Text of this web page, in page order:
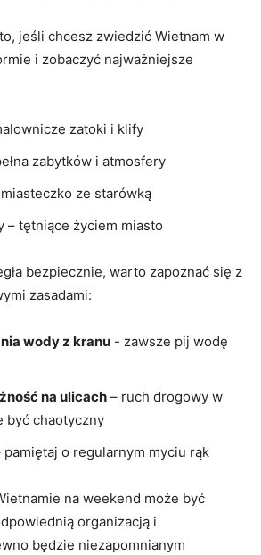
jeśli chcesz zwiedzić⁣ Wietnam w
i zobaczyć ‌najważniejsze
zatoki i klify
zabytków​ i ‌atmosfery
ze starówką
– ⁣tętniące życiem miasto
bezpiecznie, warto ⁢zapoznać się z
zasadami:
wody z kranu ‍- zawsze pij ‍wodę⁤
na ulicach – ⁣ruch drogowy​ w
być chaotyczny
pamiętaj o regularnym myciu ⁤rąk
na weekend może ‍być
organizacją⁤ i
‍będzie niezapomnianym⁤